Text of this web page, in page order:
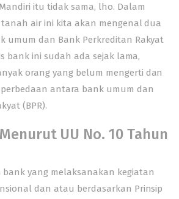
itu tidak sama, lho. Dalam
air ini kita akan mengenal dua
umum dan Bank Perkreditan Rakyat
bank ini sudah ada sejak lama,
orang yang belum mengerti dan
antara bank umum dan
(BPR).
UU No. 10 Tahun
yang melaksanakan kegiatan
dan atau berdasarkan Prinsip